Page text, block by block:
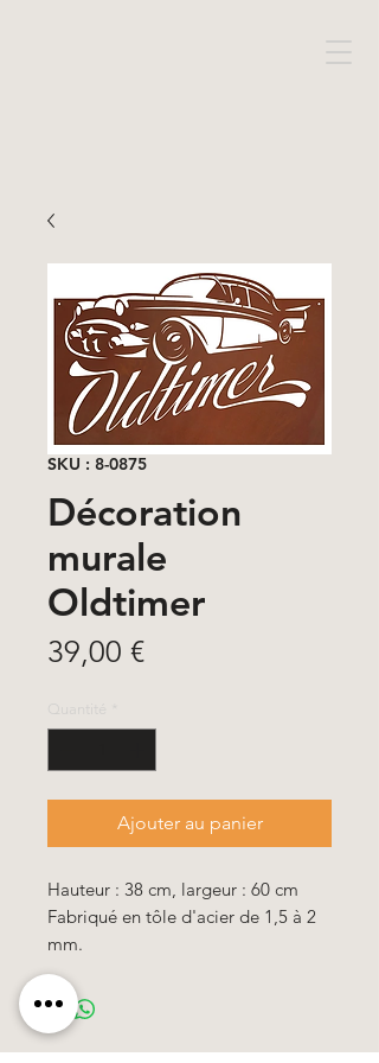
SKU : 8-0875
Décoration
murale
Oldtimer
39,00 €Prix
Quantité
Ajouter au panier
Hauteur : 38 cm, largeur : 60 cm
Fabriqué en tôle d'acier de 1,5 à 2
mm.